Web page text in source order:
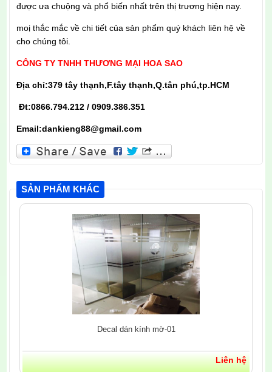
được ưa chuộng và phổ biến nhất trên thị trương hiện nay.
moị thắc mắc về chi tiết của sản phẩm quý khách liên hệ về
cho chúng tôi.
CÔNG TY TNHH THƯƠNG MẠI HOA SAO
Địa chỉ:379 tây thạnh,F.tây thạnh,Q.tân phú,tp.HCM
Đt:0866.794.212 / 0909.386.351
Email:dankieng88@gmail.com
SẢN PHẨM KHÁC
Decal dán kính mờ-01
Liên hệ